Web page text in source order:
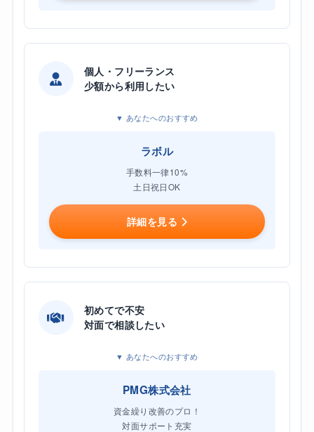
個人・フリーランス
少額から利用したい
▼ あなたへのおすすめ
ラボル
手数料一律10%
土日祝日OK
詳細を見る
初めてで不安
対面で相談したい
▼ あなたへのおすすめ
PMG株式会社
資金繰り改善のプロ！
対面サポート充実